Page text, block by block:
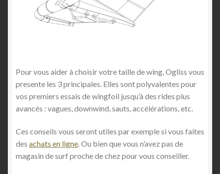
Pour vous aider à choisir votre taille de wing, Ogliss vous
presente les 3 principales. Elles sont polyvalentes pour
vos premiers essais de wingfoil jusqu’à des rides plus
avancés : vagues, downwind, sauts, accélérations, etc.
Ces conseils vous seront utiles par exemple si vous faites
des achats en ligne. Ou bien que vous n’avez pas de
magasin de surf proche de chez pour vous conseiller.